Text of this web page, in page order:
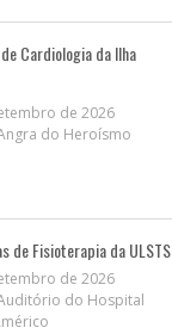
Cardiologia da Ilha
de 2026
do Heroísmo
de Fisioterapia da ULSTS
de 2026
do Hospital